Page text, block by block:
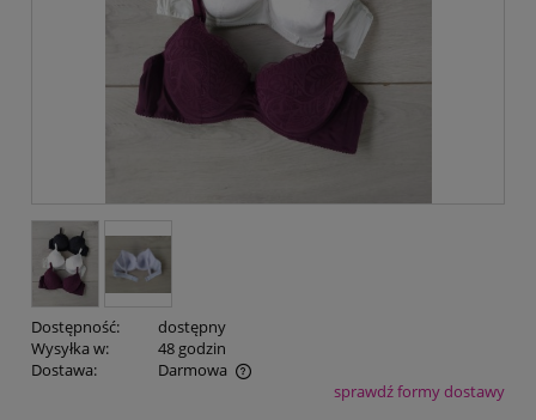
Dostępność:
dostępny
Wysyłka w:
48 godzin
Dostawa:
Darmowa
Cena nie zawiera ewentualnych kosztów płatnościsprawdź formy dostawy